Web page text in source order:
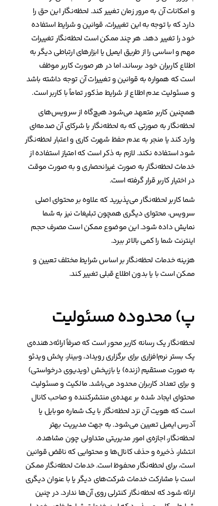
و امکانات آن به مرور زمان تغییر کند. لحظه‌نگار این حق را
دارد که با توجه به این تغییرات، قوانین و شرایط استفاده
خود را تغییر دهد. هر چند ممکن است لحظه‌نگار تغییرات
مهم و اساسی را از طریق ایمیل یا ابزارهای ارتباطی دیگر به
اطلاع کاربران خود برساند، اما در هر صورت کاربر موظف
است که همواره به قوانین و تغییرات آن توجه داشته باشد
و مسئولیت عدم اطلاع از شرایط مذکور تماماً با کاربر است.
همچنین کاربر متعهد می‌شود هیچ‌گاه از سرویس‌های
لحظه‌نگار به صورتی که به لحظه‌نگار یا شرکای آن صدمه‌ای
وارد کند یا منجر به عدم حفظ شهرت کاری و اعتبار لحظه‌نگار
شود استفاده نکند. لازم به ذکر است که امتیاز استفاده از
خدمات لحظه‌نگار به صورت غیرانحصاری و به صورت موقت
در اختیار کاربر قرار گرفته است.
شما کاربر لحظه‌نگار می‌پذیرید که علاوه بر محتوای اصلی
سرویس، محتوای دیگری همچون تبلیغات نیز به شما
نمایش داده شود. این موضوع ممکن است مصرف حجم
اینترنت شما را کمی بالاتر ببرد.
هزینه خدمات لحظه‌نگار بر اساس شرایط مختلف تعیین و
ممکن است با یا بدون اطلاع قبلی تغییر کند.
پ) محدوده مسئولیت
لحظه‌نگار یک رسانه کاربر محور است که صرفاً ارائه‌دهنده‌ی
یک بستر نرم‌افزاری برای برگزاری رویداد، وبینار، پخش ویدئو
به صورت مستقیم (زنده) یا بازپخش (ویدیوی درخواستی)
و برای تعداد کاربران محدود می‌باشد. مالکیت و مسئولیت
محتوای ایجاد شده بر عهده‌ی منتشرکننده و صاحب کانال
است که هویت آن نزد لحظه‌نگار با یک شماره موبایل یا
آدرس ایمیل تعیین می‌شود. به جهت مدیریت بهتر
لحظه‌نگار، اجازه‌ی امور مدیریتی متداولی چون مشاهده،
انتشار، ذخیره و حذف کانال‌ها و محتوایی که ناقض قوانین
است، برای لحظه‌نگار محفوظ است. خدمات لحظه‌نگار ممکن
است با مشارکت خدمات شرکت‌های دیگر یا با عنوان دیگری
ارائه شود که لحظه‌نگار کنترلی روی آن‌ها ندارد. در چنین